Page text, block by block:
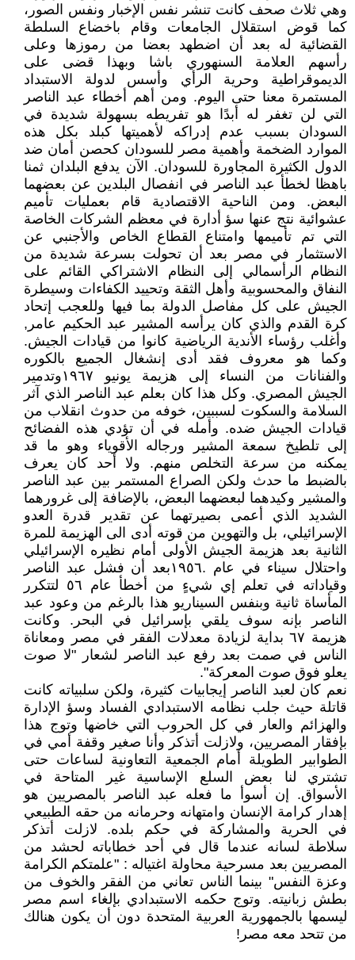
وهي ثلاث صحف كانت تنشر نفس الإخبار ونفس الصور،
كما قوض استقلال الجامعات وقام باخضاع السلطة
القضائية له بعد أن اضطهد بعضا من رموزها وعلى
رأسهم العلامة السنهوري باشا وبهذا قضى على
الديموقراطية وحرية الرأي وأسس لدولة الاستبداد
المستمرة معنا حتى اليوم. ومن أهم أخطاء عبد الناصر
التي لن تغفر له أبدًا هو تفريطه بسهولة شديدة في
السودان بسبب عدم إدراكه لأهميتها كبلد بكل هذه
الموارد الضخمة وأهمية مصر للسودان كحصن أمان ضد
الدول الكثيرة المجاورة للسودان. الآن يدفع البلدان ثمنا
باهظا لخطأ عبد الناصر في انفصال البلدين عن بعضهما
البعض. ومن الناحية الاقتصادية قام بعمليات تأميم
عشوائية نتج عنها سؤ أدارة في معظم الشركات الخاصة
التي تم تأميمها وامتناع القطاع الخاص والأجنبي عن
الاستثمار في مصر بعد أن تحولت بسرعة شديدة من
النظام الرأسمالي إلى النظام الاشتراكي القائم على
النفاق والمحسوبية وأهل الثقة وتحييد الكفاءات وسيطرة
الجيش على كل مفاصل الدولة بما فيها وللعجب إتحاد
كرة القدم والذي كان يرأسه المشير عبد الحكيم عامر,
وأغلب رؤساء الأندية الرياضية كانوا من قيادات الجيش.
وكما هو معروف فقد أدى إنشغال الجميع بالكوره
والفنانات من النساء إلى هزيمة يونيو ١٩٦٧وتدمير
الجيش المصري. وكل هذا كان بعلم عبد الناصر الذي آثر
السلامة والسكوت لسببين، خوفه من حدوث انقلاب من
قيادات الجيش ضده. وأمله في أن تؤدي هذه الفضائح
إلى تلطيخ سمعة المشير ورجاله الأقوياء وهو ما قد
يمكنه من سرعة التخلص منهم. ولا أحد كان يعرف
بالضبط ما حدث ولكن الصراع المستمر بين عبد الناصر
والمشير وكيدهما لبعضهما البعض، بالإضافة إلى غرورهما
الشديد الذي أعمى بصيرتهما عن تقدير قدرة العدو
الإسرائيلي، بل والتهوين من قوته أدى الى الهزيمة للمرة
الثانية بعد هزيمة الجيش الأولى أمام نظيره الإسرائيلي
واحتلال سيناء في عام .١٩٥٦بعد أن فشل عبد الناصر
وقياداته في تعلم إي شيءٍ من أخطأ عام ٥٦ لتتكرر
المأساة ثانية وبنفس السيناريو هذا بالرغم من وعود عبد
الناصر بإنه سوف يلقي بإسرائيل في البحر. وكانت
هزيمة ٦٧ بداية لزيادة معدلات الفقر في مصر ومعاناة
الناس في صمت بعد رفع عبد الناصر لشعار "لا صوت
يعلو فوق صوت المعركة".
نعم كان لعبد الناصر إيجابيات كثيرة، ولكن سلبياته كانت
قاتلة حيث جلب نظامه الاستبدادي الفساد وسؤ الإدارة
والهزائم والعار في كل الحروب التي خاضها وتوج هذا
بإفقار المصريين، ولازلت أتذكر وأنا صغير وقفة أمي في
الطوابير الطويلة أمام الجمعية التعاونية لساعات حتى
تشتري لنا بعض السلع الإساسية غير المتاحة في
الأسواق. إن أسوأ ما فعله عبد الناصر بالمصريين هو
إهدار كرامة الإنسان وامتهانه وحرمانه من حقه الطبيعي
في الحرية والمشاركة في حكم بلده. لازلت أتذكر
سلاطة لسانه عندما قال في أحد خطاباته لحشد من
المصريين بعد مسرحية محاولة اغتياله : "علمتكم الكرامة
وعزة النفس" بينما الناس تعاني من الفقر والخوف من
بطش زبانيته. وتوج حكمه الاستبدادي بإلغاء اسم مصر
ليسمها بالجمهورية العربية المتحدة دون أن يكون هنالك
من تتحد معه مصر!